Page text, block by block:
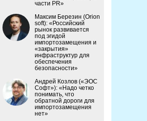
части PR»
Максим Березин (Orion
soft): «Российский
рынок развивается
под эгидой
импортозамещения и
«закрытия»
инфраструктур для
обеспечения
безопасности»
Андрей Козлов («ЭОС
Софт»): «Надо четко
понимать, что
обратной дороги для
импортозамещения
нет»